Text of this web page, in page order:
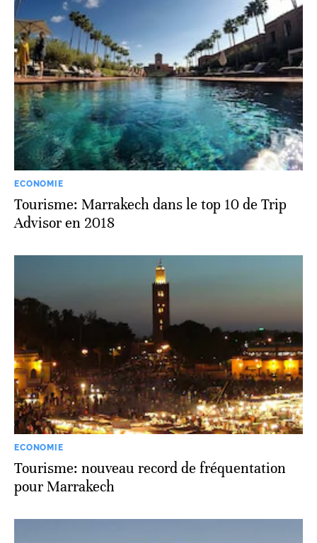
ECONOMIE
Tourisme: Marrakech dans le top 10 de Trip
Advisor en 2018
ECONOMIE
Tourisme: nouveau record de fréquentation
pour Marrakech